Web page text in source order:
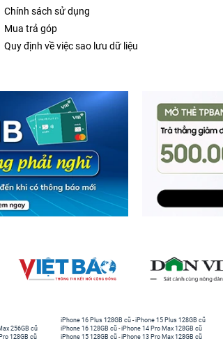
Chính sách sử dụng
Mua trả góp
Quy định về việc sao lưu dữ liệu
256GB cũ
128GB cũ
iPhone 16 Plus 128GB cũ -iPhone 15 Plus 128GB cũ
iPhone 16 128GB cũ -iPhone 14 Pro Max 128GB cũ
iPhone 15 128GB cũ -iPhone 13 Pro Max 128GB cũ